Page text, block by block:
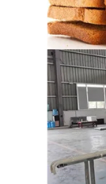
SITEMAP
PRIVACY
POLICY